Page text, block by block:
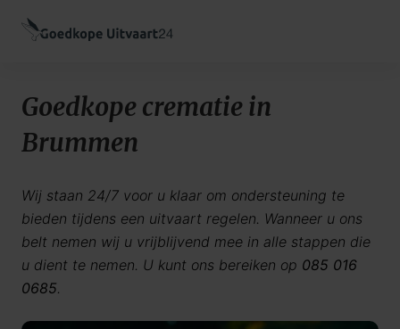
Goedkope crematie in
Brummen
Wij staan 24/7 voor u klaar om ondersteuning te
bieden tijdens een uitvaart regelen. Wanneer u ons
belt nemen wij u vrijblijvend mee in alle stappen die
u dient te nemen. U kunt ons bereiken op 085 016
0685.